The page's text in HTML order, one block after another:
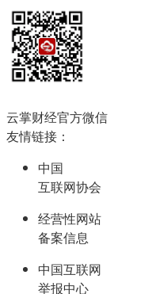
云掌财经官方微信
友情链接：
中国
互联网协会
经营性网站
备案信息
中国互联网
举报中心